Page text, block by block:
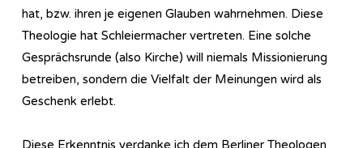
hat, bzw. ihren je eigenen Glauben wahrnehmen. Diese
Theologie hat Schleiermacher vertreten. Eine solche
Gesprächsrunde (also Kirche) will niemals Missionierung
betreiben, sondern die Vielfalt der Meinungen wird als
Geschenk erlebt.
Diese Erkenntnis verdanke ich dem Berliner Theologen